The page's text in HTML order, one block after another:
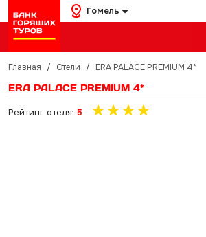
Гомель
Главная / Отели / ERA PALACE PREMIUM 4*
ERA PALACE PREMIUM 4*
Рейтинг отеля: 5